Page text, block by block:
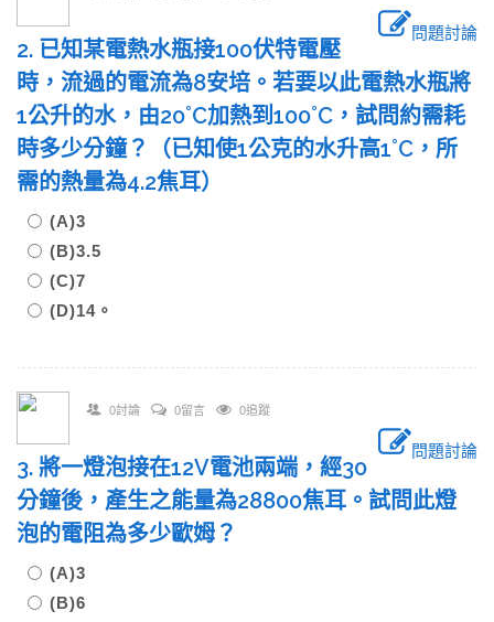
問題討論
2. 已知某電熱水瓶接100伏特電壓
時，流過的電流為8安培。若要以此電熱水瓶將
1公升的水，由20˚C加熱到100˚C，試問約需耗
時多少分鐘？（已知使1公克的水升高1˚C，所
需的熱量為4.2焦耳）
(A)3
(B)3.5
(C)7
(D)14。
0討論 0留言 0追蹤
問題討論
3. 將一燈泡接在12V電池兩端，經30
分鐘後，產生之能量為28800焦耳。試問此燈
泡的電阻為多少歐姆？
(A)3
(B)6